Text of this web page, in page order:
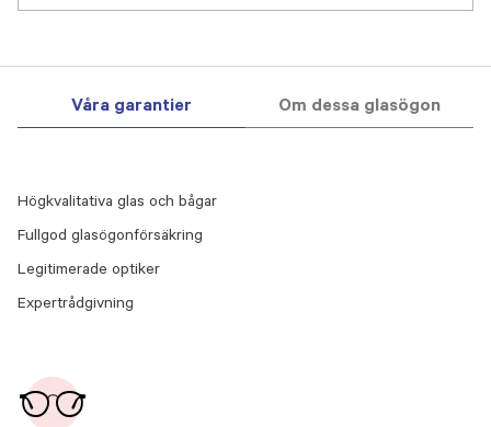
Våra garantier Om dessa glasögon
Högkvalitativa glas och bågar
Fullgod glasögonförsäkring
Legitimerade optiker
Expertrådgivning